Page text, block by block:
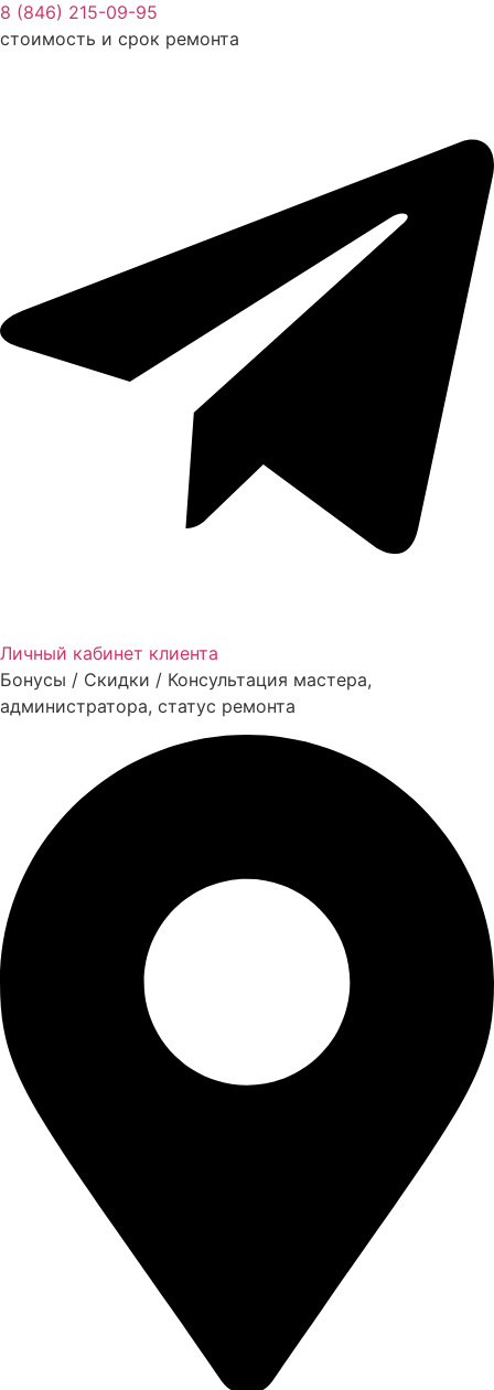
8 (846) 215-09-95
стоимость и срок ремонта
Личный кабинет клиента
Бонусы / Скидки / Консультация мастера,
администратора, статус ремонта